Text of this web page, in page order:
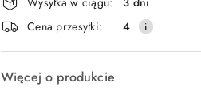
i
dostawa
Cena przesyłki:
4
Więcej o produkcie